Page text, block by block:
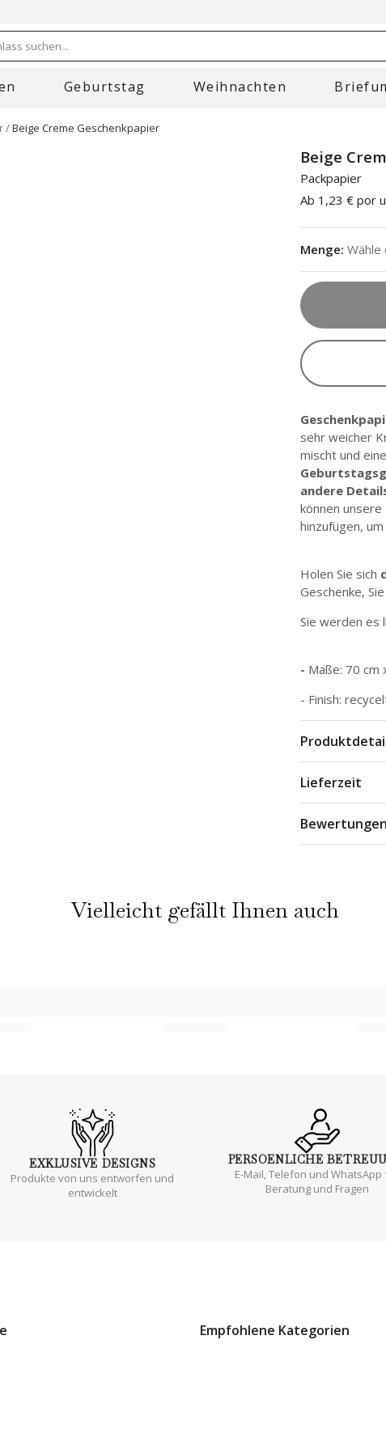
suchen...
Geburtstag Weihnachten
Beige Creme Geschenkpapier
Beige
Packpapier
Ab 1,23 € por
Menge: Wähle
sehr weicher
mischt und
andere
können
hinzufügen, um
Holen Sie sich
Geschenke,
Sie werden es
- Maße: 70 cm
- Finish:
Lieferzeit
Bewertungen
Vielleicht gefällt Ihnen auch
EXKLUSIVE DESIGNS
Produkte von uns entworfen und
entwickelt
PERSOENLICHE
E-Mail, Telefon und WhatsApp
Beratung und Fragen
Empfohlene Kategorien